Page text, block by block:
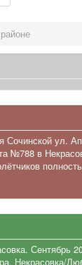
Сочинской ул.
№788 в
Сентябрь
Некрасовка/